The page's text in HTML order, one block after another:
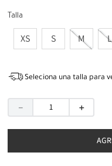
Talla
XS S M L
Seleciona una talla para
＋
－